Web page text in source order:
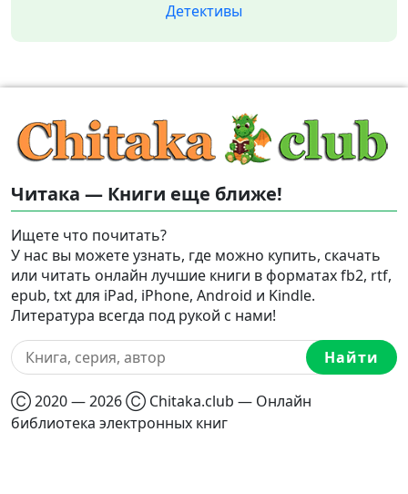
Детективы
Читака — Книги еще ближе!
Ищете что почитать?
У нас вы можете узнать, где можно купить, скачать
или читать онлайн лучшие книги в форматах fb2, rtf,
epub, txt для iPad, iPhone, Android и Kindle.
Литература всегда под рукой с нами!
Найти
Ⓒ 2020 — 2026 Ⓒ Chitaka.club — Онлайн
библиотека электронных книг